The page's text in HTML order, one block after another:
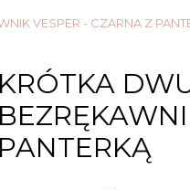
VESPER - CZARNA Z
KRÓTKA
PANTERKĄ